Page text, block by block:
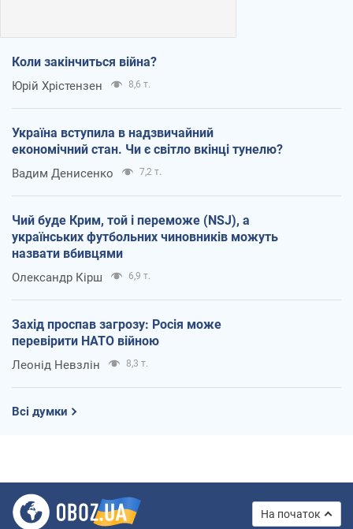
Коли закінчиться війна?
Юрій Хрістензен 8,6 т.
Україна вступила в надзвичайний
економічний стан. Чи є світло вкінці тунелю?
Вадим Денисенко 7,2 т.
Чий буде Крим, той і переможе (NSJ), а
українських футбольних чиновників можуть
назвати вбивцями
Олександр Кірш 6,9 т.
Захід проспав загрозу: Росія може
перевірити НАТО війною
Леонід Невзлін 8,3 т.
Всі думки
На початок